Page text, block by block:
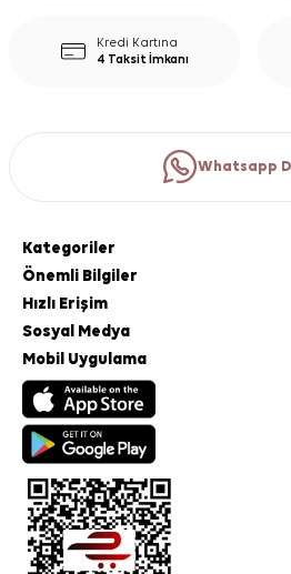
Kredi Kartına
4 Taksit İmkanı
Whatsapp
Kategoriler
Önemli Bilgiler
Hızlı Erişim
Sosyal Medya
Mobil Uygulama